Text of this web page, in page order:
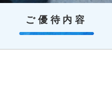
ご優待内容